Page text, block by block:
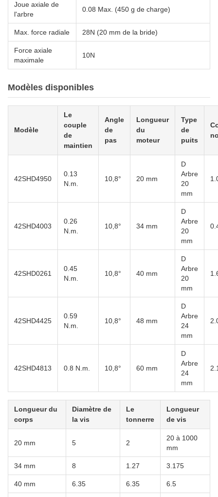
Joue axiale de
l'arbre
0.08 Max. (450 g de charge)
Max. force radiale 28N (20 mm de la bride)
Force axiale
maximale
10N
Modèles disponibles
Modèle
Le
couple
de
maintien
Angle
de
pas
Longueur
du
moteur
Type
de
puits
42SHD4950
0.13
N.m.
10,8° 20 mm
D
Arbre
20
mm
42SHD4003
0.26
N.m.
10,8° 34 mm
D
Arbre
20
mm
42SHD0261
0.45
N.m.
10,8° 40 mm
D
Arbre
20
mm
42SHD4425
0.59
N.m.
10,8° 48 mm
D
Arbre
24
mm
42SHD4813 0.8 N.m. 10,8° 60 mm
D
Arbre
24
mm
Longueur du
corps
Diamètre de
la vis
Le
tonnerre
Longueur
de vis
20 mm 5 2
20 à 1000
mm
34 mm 8 1.27 3.175
40 mm 6.35 6.35 6.5